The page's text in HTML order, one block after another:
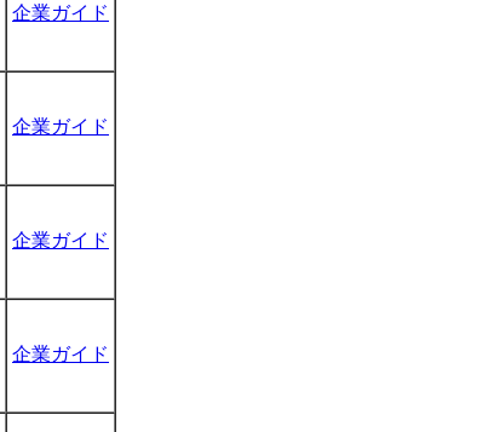
企業ガイド
企業ガイド
企業ガイド
企業ガイド